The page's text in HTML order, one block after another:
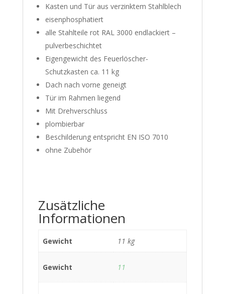
Kasten und Tür aus verzinktem Stahlblech
eisenphosphatiert
alle Stahlteile rot RAL 3000 endlackiert –
pulverbeschichtet
Eigengewicht des Feuerlöscher-
Schutzkasten ca. 11 kg
Dach nach vorne geneigt
Tür im Rahmen liegend
Mit Drehverschluss
plombierbar
Beschilderung entspricht EN ISO 7010
ohne Zubehör
Zusätzliche
Informationen
Gewicht 11 kg
Gewicht 11